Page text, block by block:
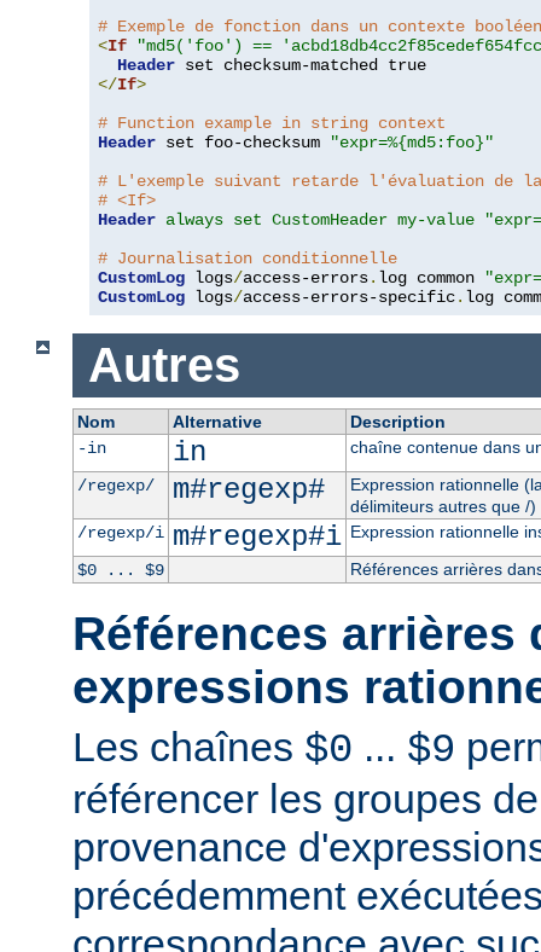
# Exemple de fonction dans un contexte booléen
<If
"md5('foo') ==
Header
</If>
# Function example in string context
Header set foo-checksum
"expr=%{md5:foo}"
# L'exemple suivant retarde l'évaluation de
# <If>
Header always set CustomHeader my-value
# Journalisation conditionnelle
CustomLog logs/access-errors. log common
CustomLog logs/access-errors-specific. log
Autres
Nom Alternative
Description
-in
in
chaîne contenue dans
/regexp/
m#regexp#
Expression rationnelle
délimiteurs autres que /)
/regexp/i m#regexp#i Expression rationnelle
$0 ... $9
Références arrières
Références arrières
expressions
Les chaînes $0 ... $9
référencer les groupes
provenance
précédemment